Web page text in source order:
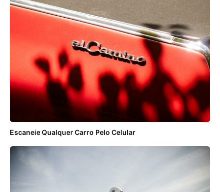
Escaneie Qualquer Carro Pelo Celular